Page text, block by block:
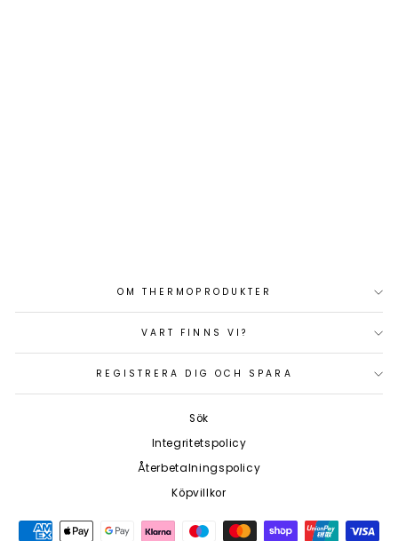
OM THERMOPRODUKTER
VART FINNS VI?
REGISTRERA DIG OCH SPARA
Sök
Integritetspolicy
Återbetalningspolicy
Köpvillkor